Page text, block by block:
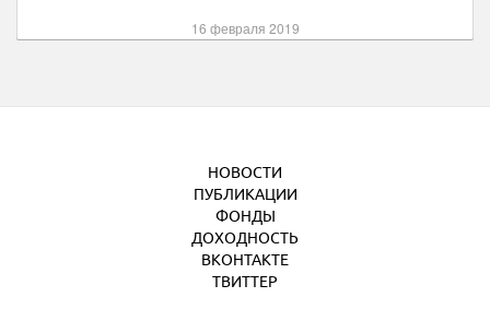
16 февраля 2019
НОВОСТИ
ПУБЛИКАЦИИ
ФОНДЫ
ДОХОДНОСТЬ
ВКОНТАКТЕ
ТВИТТЕР